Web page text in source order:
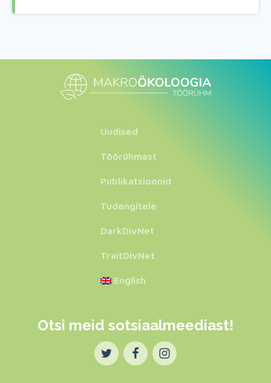
Uudised
Töörühmast
Publikatsioonid
Tudengitele
DarkDivNet
TraitDivNet
English
Otsi meid sotsiaalmeediast!